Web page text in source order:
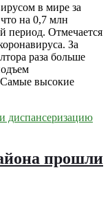
в мире за
на 0,7 млн
период. Отмечается
За
раза больше
Самые высокие
прошли